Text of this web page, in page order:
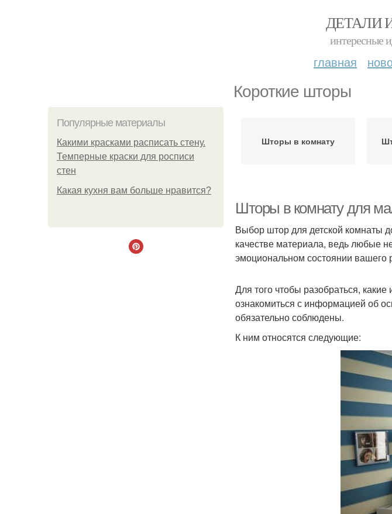
ДЕТАЛИ
интересные
главная
Короткие шторы
Популярные материалы
Какими красками расписать стену.
Темперные краски для росписи
стен
Какая кухня вам больше нравится?
Шторы в комнату
Шторы в комнату для
Выбор штор для детской комнаты
качестве материала, ведь любые
эмоциональном состоянии вашего
Для того чтобы разобраться,
ознакомиться с информацией об
обязательно соблюдены.
К ним относятся следующие: